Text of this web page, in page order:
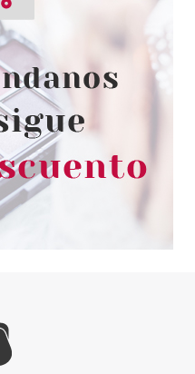
150ML
desde
250 ML